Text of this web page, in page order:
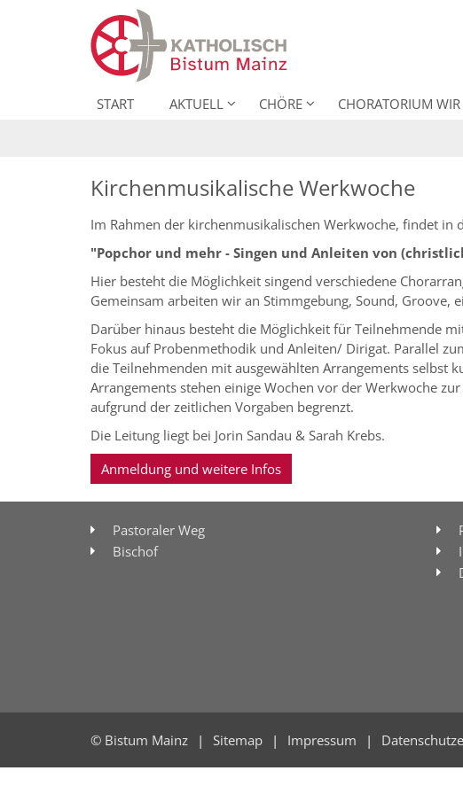
START AKTUELL CHÖRE CHORATORIUM
Kirchenmusikalische Werkwoche
Im Rahmen der kirchenmusikalischen Werkwoche, findet in
"Popchor und mehr - Singen und Anleiten von
Hier besteht die Möglichkeit singend verschiedene
Gemeinsam arbeiten wir an Stimmgebung, Sound, Groove,
Darüber hinaus besteht die Möglichkeit für Teilnehmende
Fokus auf Probenmethodik und Anleiten/ Dirigat. Parallel
die Teilnehmenden mit ausgewählten Arrangements selbst
Arrangements stehen einige Wochen vor der Werkwoche
aufgrund der zeitlichen Vorgaben begrenzt.
Die Leitung liegt bei Jorin Sandau & Sarah Krebs.
Anmeldung und weitere Infos
Pastoraler Weg
Bischof
© Bistum Mainz Sitemap Impressum